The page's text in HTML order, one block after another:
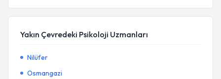
Yakın Çevredeki Psikoloji Uzmanları
Nilüfer
Osmangazi